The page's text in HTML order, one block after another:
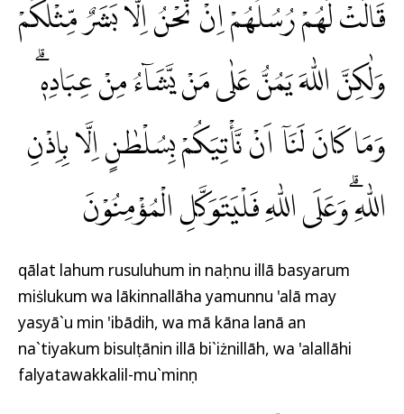
قَالَتْ لَهُمْ رُسُلُهُمْ اِنْ نَّحْنُ اِلَّا بَشَرٌ مِّثْلُكُمْ
وَلٰكِنَّ اللّٰهَ يَمُنُّ عَلٰى مَنْ يَّشَاۤءُ مِنْ عِبَادِهٖۗ
وَمَا كَانَ لَنَآ اَنْ نَّأْتِيَكُمْ بِسُلْطٰنٍ اِلَّا بِاِذْنِ
اللّٰهِ ۗوَعَلَى اللّٰهِ فَلْيَتَوَكَّلِ الْمُؤْمِنُوْنَ
qālat lahum rusuluhum in naḥnu illā basyarum
miṡlukum wa lākinnallāha yamunnu 'alā may
yasyā`u min 'ibādih, wa mā kāna lanā an
na`tiyakum bisulṭānin illā bi`iżnillāh, wa 'alallāhi
falyatawakkalil-mu`minụn